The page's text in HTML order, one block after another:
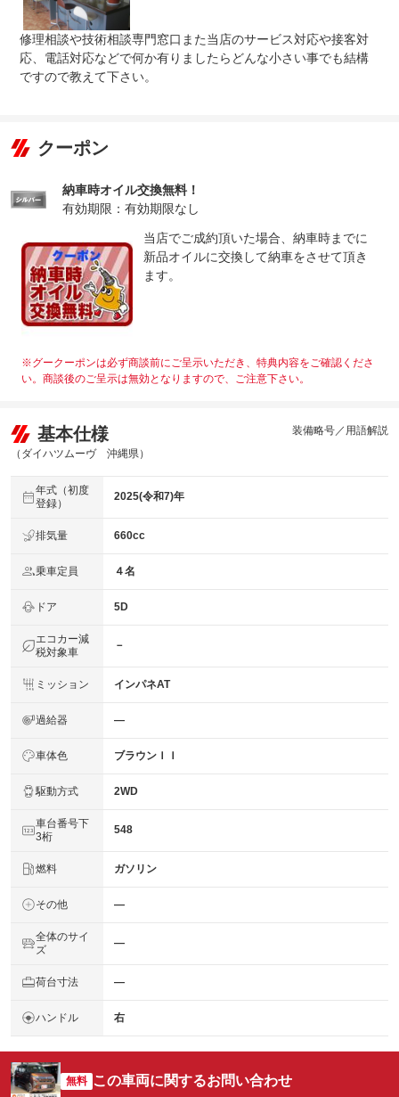
修理相談や技術相談専門窓口また当店のサービス対応や接客対
応、電話対応などで何か有りましたらどんな小さい事でも結構
ですので教えて下さい。
クーポン
納車時オイル交換無料！
有効期限：有効期限なし
当店でご成約頂いた場合、納車時までに
新品オイルに交換して納車をさせて頂き
ます。
※グークーポンは必ず商談前にご呈示いただき、特典内容をご確認くださ
い。商談後のご呈示は無効となりますので、ご注意下さい。
基本仕様
（ダイハツムーヴ 沖縄県）
装備略号／用語解説
年式（初度
登録）
2025(令和7)年
排気量 660cc
乗車定員 ４名
ドア 5D
エコカー減
税対象車
－
ミッション インパネAT
過給器 ―
車体色 ブラウンＩＩ
駆動方式 2WD
車台番号下
3桁
548
燃料 ガソリン
その他 ―
全体のサイ
ズ
―
荷台寸法 ―
ハンドル 右
無料 この車両に関するお問い合わせ